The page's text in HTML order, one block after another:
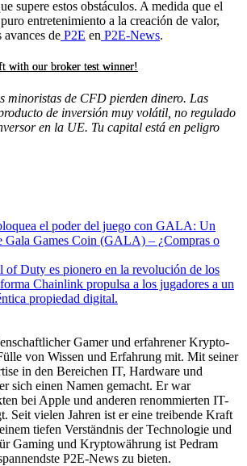
supere estos obstáculos. A medida que el
entretenimiento a la creación de valor,
avances de P2E en P2E-News.
with our broker test winner!
minoristas de CFD pierden dinero. Las
de inversión muy volátil, no regulado
en la UE. Tu capital está en peligro
el poder del juego con GALA: Un
Gala Games Coin (GALA) – ¿Compras o
of Duty es pionero en la revolución de los
Chainlink propulsa a los jugadores a un
propiedad digital.
Gamer und erfahrener Krypto-
von Wissen und Erfahrung mit. Mit seiner
in den Bereichen IT, Hardware und
sich einen Namen gemacht. Er war
bei Apple und anderen renommierten IT-
Seit vielen Jahren ist er eine treibende Kraft
tiefen Verständnis der Technologie und
Gaming und Kryptowährung ist Pedram
P2E-News zu bieten.